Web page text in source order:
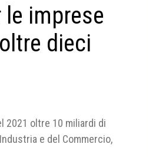
imprese
dieci
2021 oltre 10 miliardi di
e del Commercio,